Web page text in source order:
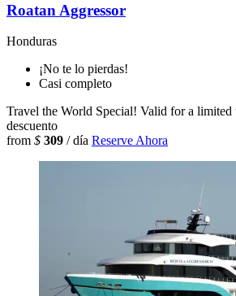
Roatan Aggressor
Honduras
¡No te lo pierdas!
Casi completo
Travel the World Special! Valid for a limited
descuento
from $ 309 / día Reserve Ahora